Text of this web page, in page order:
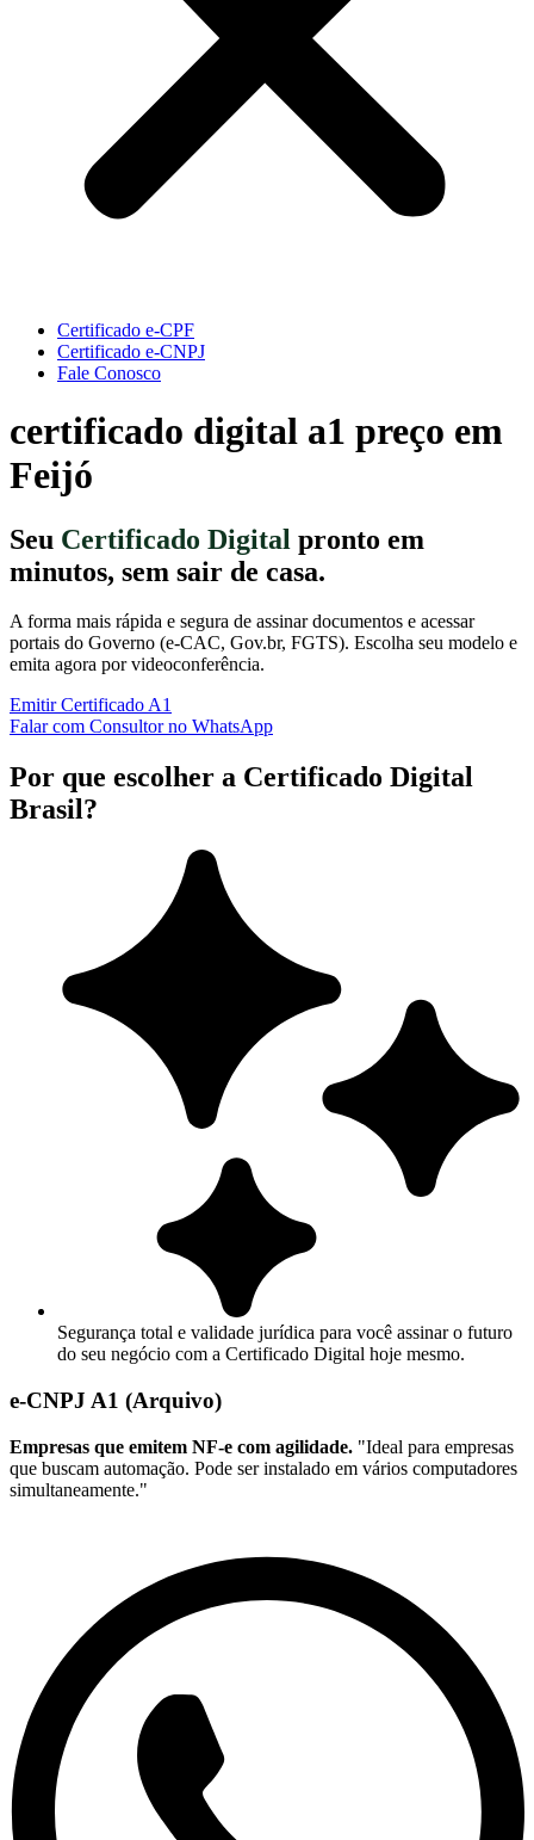
Certificado e-CPF
Certificado e-CNPJ
Fale Conosco
certificado digital a1 preço em
Feijó
Seu Certificado Digital pronto em
minutos, sem sair de casa.
A forma mais rápida e segura de assinar documentos e acessar
portais do Governo (e-CAC, Gov.br, FGTS). Escolha seu modelo e
emita agora por videoconferência.
Emitir Certificado A1
Falar com Consultor no WhatsApp
Por que escolher a Certificado Digital
Brasil?
Segurança total e validade jurídica para você assinar o futuro
do seu negócio com a Certificado Digital hoje mesmo.
e-CNPJ A1 (Arquivo)
Empresas que emitem NF-e com agilidade. "Ideal para empresas
que buscam automação. Pode ser instalado em vários computadores
simultaneamente."